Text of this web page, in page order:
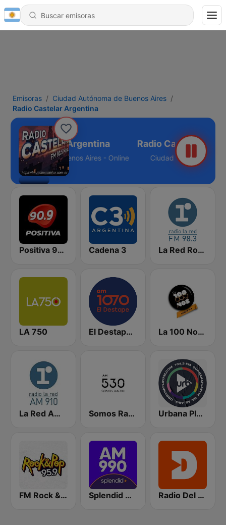
Emisoras
Ciudad Autónoma de Buenos Aires
Radio Castelar Argentina
Castelar Argentina
Autónoma de Buenos Aires - Online
Positiva 90.9 - Radio Mitre Corrientes Cadena 3 La Red Rosario
LA 750 El Destape Radio La 100 Nogoyá
La Red AM 910 Somos Radio AM 530 Urbana Play 104.3 FM
FM Rock & Pop Splendid AM 990 Radio Del Plata 1030 AM